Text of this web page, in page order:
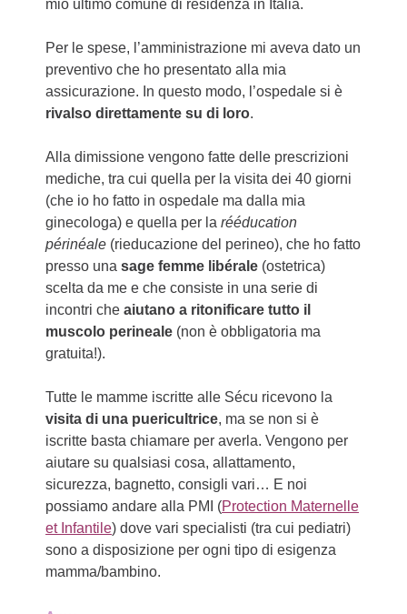
mio ultimo comune di residenza in Italia.
Per le spese, l’amministrazione mi aveva dato un
preventivo che ho presentato alla mia
assicurazione. In questo modo, l’ospedale si è
rivalso direttamente su di loro.
Alla dimissione vengono fatte delle prescrizioni
mediche, tra cui quella per la visita dei 40 giorni
(che io ho fatto in ospedale ma dalla mia
ginecologa) e quella per larééducation
périnéale (rieducazione del perineo), che ho fatto
presso unasage femme libérale (ostetrica)
scelta da me e che consiste in una serie di
incontri cheaiutano a ritonificare tutto il
muscolo perineale (non è obbligatoria ma
gratuita!).
Tutte le mamme iscritte alle Sécu ricevono la
visita di una puericultrice, ma se non si è
iscritte basta chiamare per averla. Vengono per
aiutare su qualsiasi cosa, allattamento,
sicurezza, bagnetto, consigli vari… E noi
possiamo andare alla PMI (Protection Maternelle
et Infantile) dove vari specialisti (tra cui pediatri)
sono a disposizione per ogni tipo di esigenza
mamma/bambino.